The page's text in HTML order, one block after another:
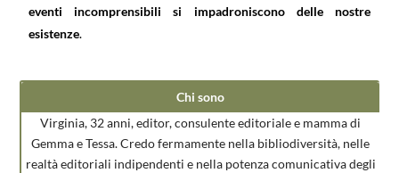
eventi incomprensibili si impadroniscono delle nostre
esistenze.
Chi sono
Virginia, 32 anni, editor, consulente editoriale e mamma di
Gemma e Tessa. Credo fermamente nella bibliodiversità, nelle
realtà editoriali indipendenti e nella potenza comunicativa degli